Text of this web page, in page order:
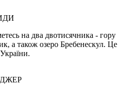
на два двотисячника - гору
а також озеро Бребенескул. Це